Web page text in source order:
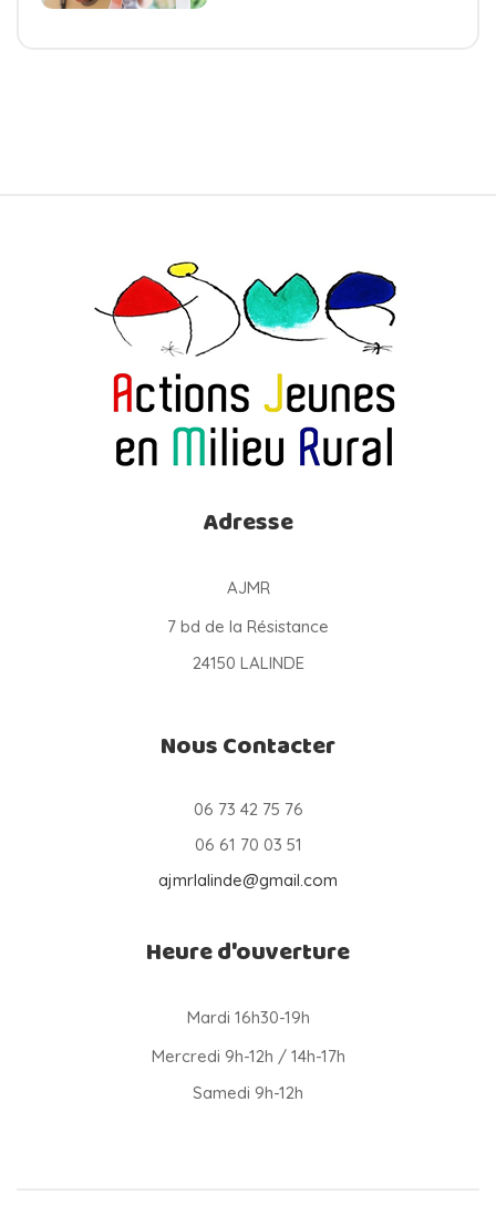
Adresse
AJMR
7 bd de la Résistance
24150 LALINDE
Nous Contacter
06 73 42 75 76
06 61 70 03 51
ajmrlalinde@gmail.com
Heure d'ouverture
Mardi 16h30-19h
Mercredi 9h-12h / 14h-17h
Samedi 9h-12h